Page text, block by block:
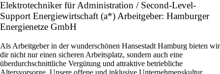
Elektrotechniker für Administration / Second-Level-
Support Energiewirtschaft (a*) Arbeitgeber: Hamburger
Energienetze GmbH
Als Arbeitgeber in der wunderschönen Hansestadt Hamburg bieten wir
dir nicht nur einen sicheren Arbeitsplatz, sondern auch eine
überdurchschnittliche Vergütung und attraktive betriebliche
Altersvorsorge. Unsere offene und inklusive Unternehmenskultur